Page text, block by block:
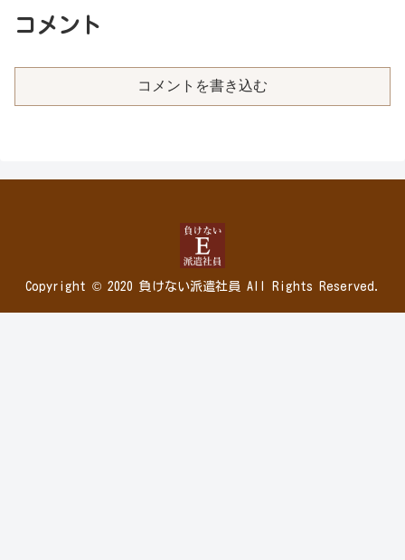
コメント
コメントを書き込む
Copyright © 2020 負けない派遣社員 All Rights Reserved.